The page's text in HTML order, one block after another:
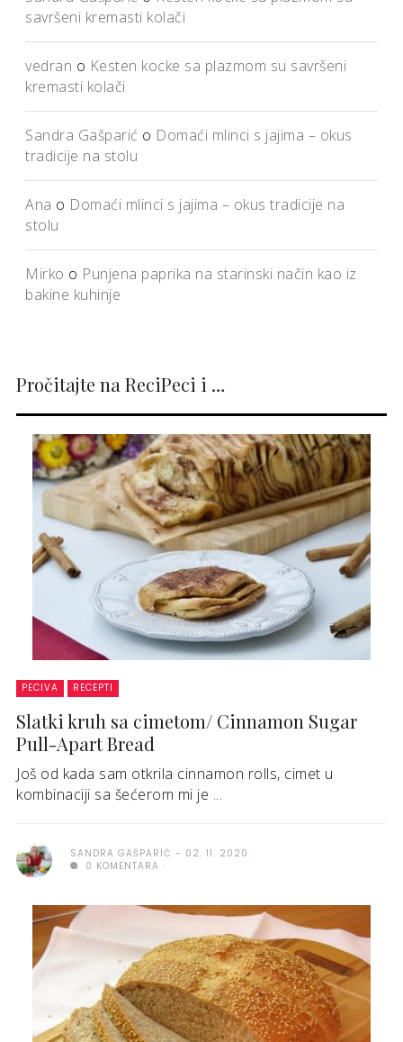
savršeni kremasti kolači
vedran o Kesten kocke sa plazmom su savršeni
kremasti kolači
Sandra Gašparić o Domaći mlinci s jajima – okus
tradicije na stolu
Ana o Domaći mlinci s jajima – okus tradicije na
stolu
Mirko o Punjena paprika na starinski način kao iz
bakine kuhinje
Pročitajte na ReciPeci i …
PECIVA RECEPTI
Slatki kruh sa cimetom/ Cinnamon Sugar
Pull-Apart Bread
Još od kada sam otkrila cinnamon rolls, cimet u
kombinaciji sa šećerom mi je ...
SANDRA GAŠPARIĆ
02. 11. 2020.
0 KOMENTARA